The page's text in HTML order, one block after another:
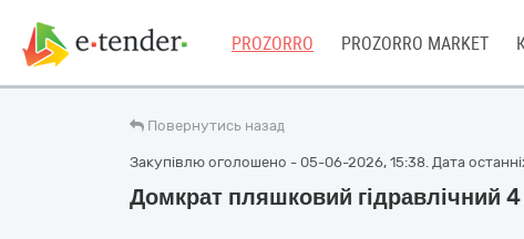
PROZORRO PROZORRO MARKET
Повернутись назад
Закупівлю оголошено - 05-06-2026, 15:38. Дата
Домкрат пляшковий гідравлічний 4